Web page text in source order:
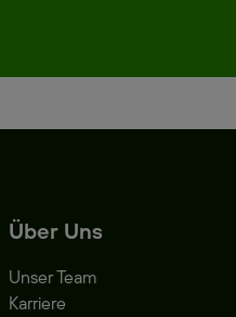
Über Uns
Unser Team
Karriere